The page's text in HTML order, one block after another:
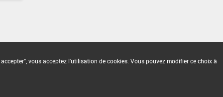
vous acceptez l'utilisation de cookies. Vous pouvez modifier ce choix à